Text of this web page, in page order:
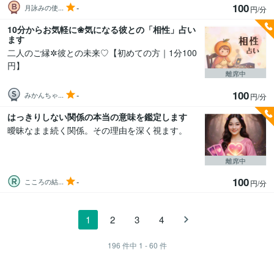
月詠みの使... - 100円/分
10分からお気軽に❀気になる彼との「相性」占い
ます
二人のご縁✲彼との未来♡【初めての方｜1分100
円】
みかんちゃ... - 100円/分
離席中
はっきりしない関係の本当の意味を鑑定します
曖昧なまま続く関係。その理由を深く視ます。
こころの結... - 100円/分
離席中
1 2 3 4
196 件中 1 - 60 件